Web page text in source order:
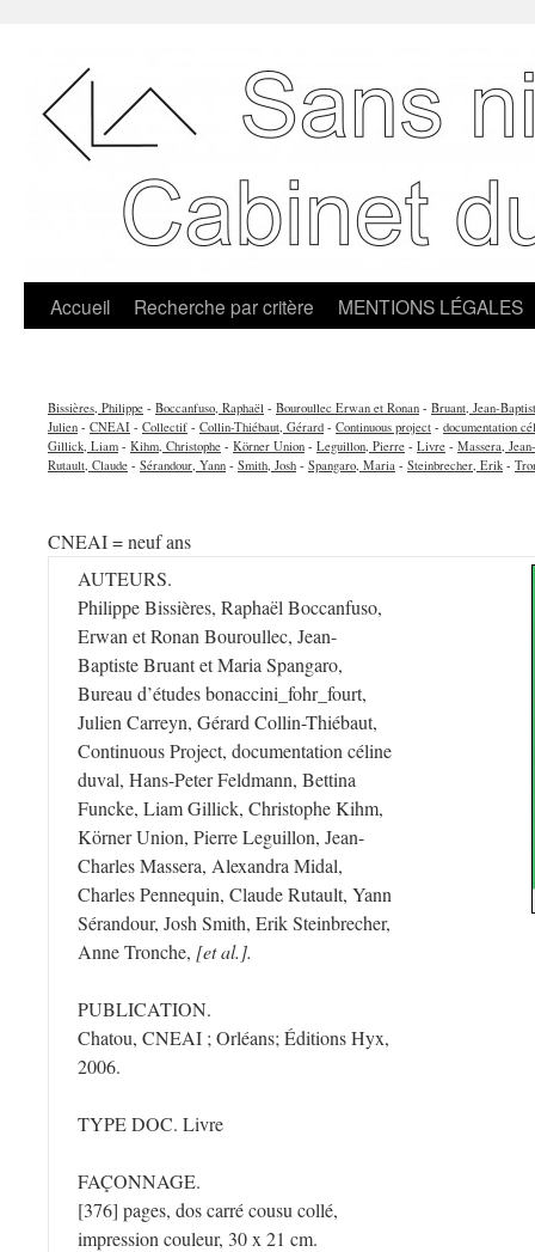
Accueil Recherche par critère MENTIONS LÉGALES
Bissières, Philippe - Boccanfuso, Raphaël - Bouroullec Erwan et Ronan - Bruant, Jean-
Julien - CNEAI - Collectif - Collin-Thiébaut, Gérard - Continuous project - documentation
Gillick, Liam - Kihm, Christophe - Körner Union - Leguillon, Pierre - Livre - Massera,
Rutault, Claude - Sérandour, Yann - Smith, Josh - Spangaro, Maria - Steinbrecher, Erik -
CNEAI = neuf ans
AUTEURS.
Philippe Bissières, Raphaël Boccanfuso,
Erwan et Ronan Bouroullec, Jean-
Baptiste Bruant et Maria Spangaro,
Bureau d’études bonaccini_fohr_fourt,
Julien Carreyn, Gérard Collin-Thiébaut,
Continuous Project, documentation céline
duval, Hans-Peter Feldmann, Bettina
Funcke, Liam Gillick, Christophe Kihm,
Körner Union, Pierre Leguillon, Jean-
Charles Massera, Alexandra Midal,
Charles Pennequin, Claude Rutault, Yann
Sérandour, Josh Smith, Erik Steinbrecher,
Anne Tronche, [et al.].
PUBLICATION.
Chatou, CNEAI ; Orléans; Éditions Hyx,
2006.
TYPE DOC. Livre
FAÇONNAGE.
[376] pages, dos carré cousu collé,
impression couleur, 30 x 21 cm.